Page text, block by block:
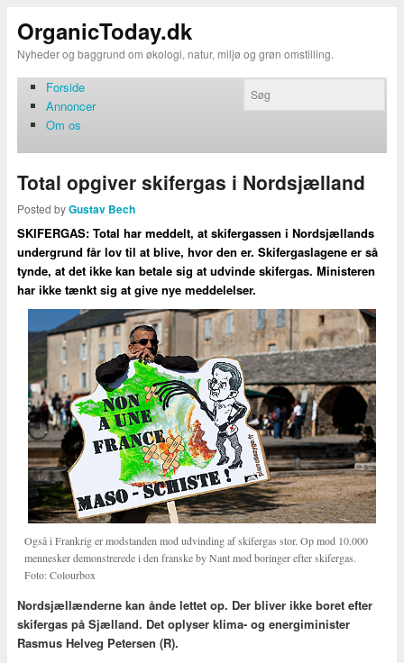
OrganicToday.dk
Nyheder og baggrund om økologi, natur, miljø og grøn omstilling.
Forside
Annoncer
Om os
Total opgiver skifergas i Nordsjælland
Posted byGustav Bech
SKIFERGAS: Total har meddelt, at skifergassen i Nordsjællands
undergrund får lov til at blive, hvor den er. Skifergaslagene er så
tynde, at det ikke kan betale sig at udvinde skifergas. Ministeren
har ikke tænkt sig at give nye meddelelser.
Også i Frankrig er modstanden mod udvinding af skifergas stor. Op mod 10.000
mennesker demonstrerede i den franske by Nant mod boringer efter skifergas.
Foto: Colourbox
Nordsjællænderne kan ånde lettet op. Der bliver ikke boret efter
skifergas på Sjælland. Det oplyser klima- og energiminister
Rasmus Helveg Petersen (R).